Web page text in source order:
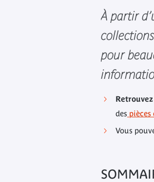
À partir
pour
des pièces
Vous